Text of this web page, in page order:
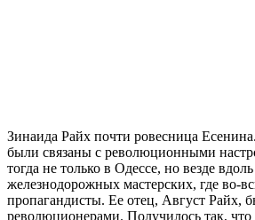
Зинаида Райх почти ровесница
были связаны с революционными
тогда не только в Одессе, но везде
железнодорожных мастерских, где во-
пропагандисты. Ее отец, Август Райх,
революционерами. Получилось так, что